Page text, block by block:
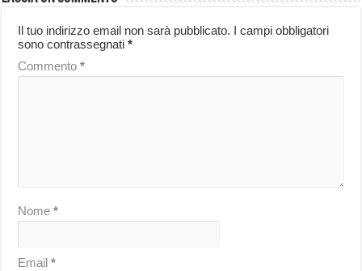
Il tuo indirizzo email non sarà pubblicato. I campi obbligatori
sono contrassegnati*
Commento*
Nome*
Email*